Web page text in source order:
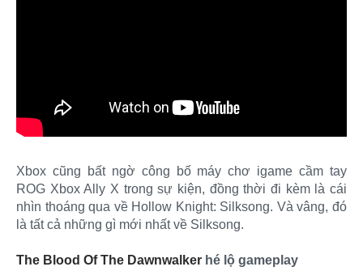
Xbox cũng bất ngờ công bố máy chơ igame cầm tay
ROG Xbox Ally X trong sự kiện, đồng thời đi kèm là cái
nhìn thoáng qua về Hollow Knight: Silksong. Và vâng, đó
là tất cả những gì mới nhất về Silksong.
The Blood Of The Dawnwalker hé lộ gameplay